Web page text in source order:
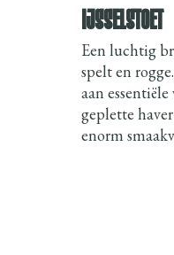
IJSSELSTOET
Een luchtig
spelt en
aan
geplette
enorm